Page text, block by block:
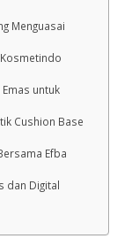
Menguasai
untuk
Cushion Base
Efba
dan Digital